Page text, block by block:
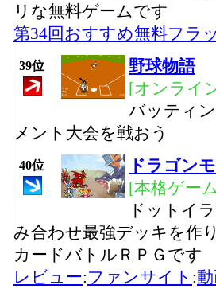
リな無料ゲームです
第34回おすすめ無料フラ
39位
野球物語
[オンライ
バッティ
メント大会を戦おう
40位
ドラゴン
[本格ゲー
ドットイ
み合わせ最強デッキを作
カードバトルＲＰＧです
レビュー:ファンサイト :